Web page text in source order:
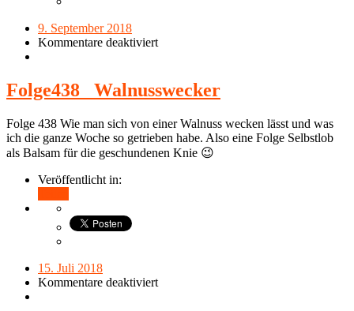
9. September 2018
Kommentare deaktiviert
Folge438_ Walnusswecker
Folge 438 Wie man sich von einer Walnuss wecken lässt und was
ich die ganze Woche so getrieben habe. Also eine Folge Selbstlob
als Balsam für die geschundenen Knie 😉
Veröffentlicht in:
15. Juli 2018
Kommentare deaktiviert